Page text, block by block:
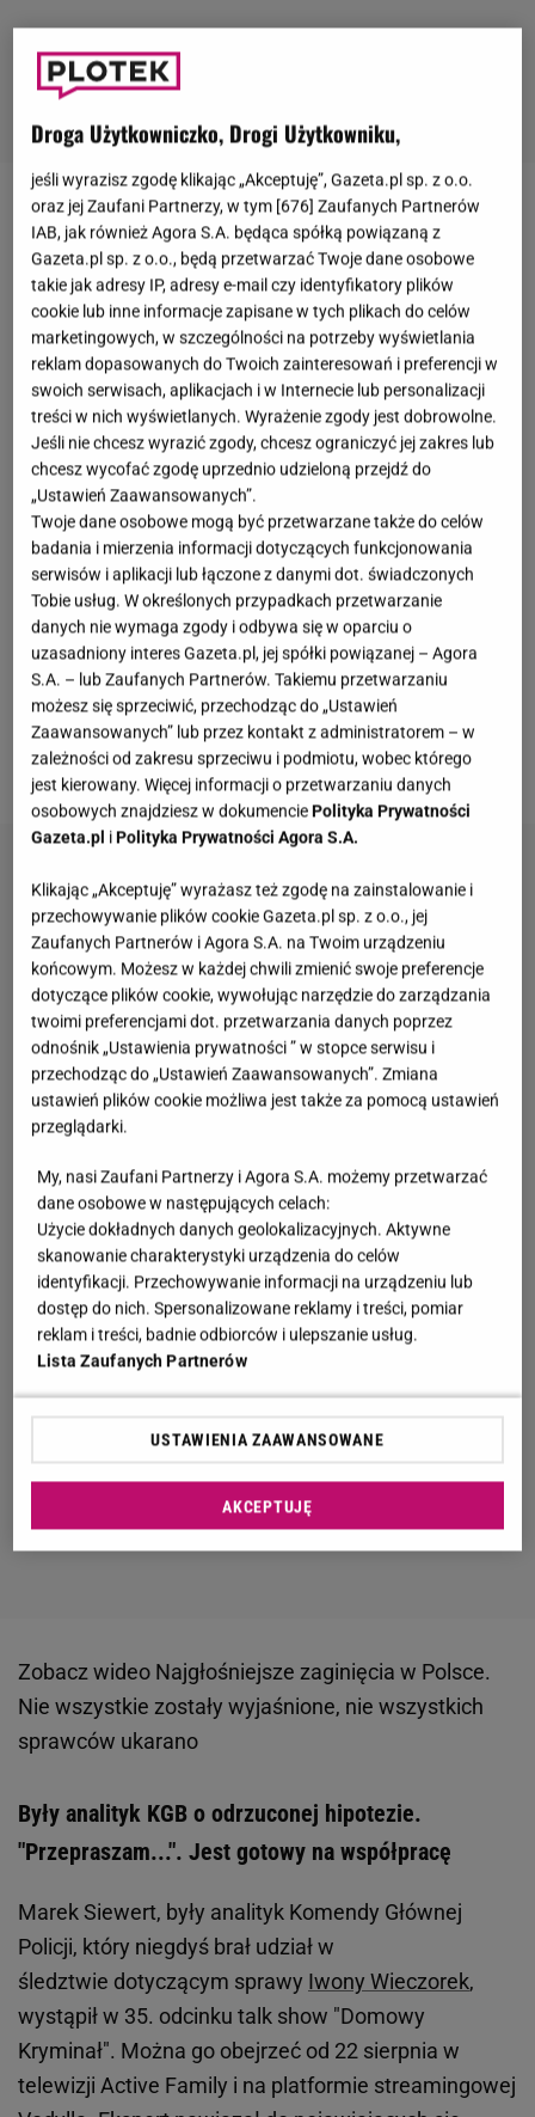
ZaginięcieIwony Wieczorekdo dziś elektryzuje i
wzbudza emocje. 19-latka wracała z imprezy do
domu w nocy z 16 na 17 lipca 2010 roku, lecz nigdy
do niego nie dotarła. Sprawą zajmowało się już
wielu policjantów, dziennikarzy, detektywów,
śledczych, a nawet jasnowidzów, ale nikt nigdy nie
wyjaśnił, co się stało z młodą kobietą.Jakiś czas
temu w związku ze śledztwem pojawiły się kolejne
problemy.Od 2019 roku tajemniczą sprawą zajmuje
się Małopolski Wydział Zamiejscowy Prokuratury
Krajowej. Na czele wydziału stał prok. Piotr Krupiński
i to właśnie on nadzorował śledztwo w tej sprawie.
23 lipca prokurator Krupiński został odwołany z
funkcji naczelnika Małopolskiego Wydziału
Zamiejscowego i nie będzie się już tą sprawą
zajmować. Pokłosiem tego będzie wydłużone
postępowanie.
Zobacz wideo Najgłośniejsze zaginięcia w Polsce.
Nie wszystkie zostały wyjaśnione, nie wszystkich
sprawców ukarano
Były analityk KGB o odrzuconej hipotezie.
"Przepraszam...". Jest gotowy na współpracę
Marek Siewert, były analityk Komendy Głównej
Policji, który niegdyś brał udział w
śledztwie dotyczącym sprawy Iwony Wieczorek,
wystąpił w 35. odcinku talk show "Domowy
Kryminał". Można go obejrzeć od 22 sierpnia w
telewizji Active Family i na platformie streamingowej
Droga Użytkowniczko, Drogi Użytkowniku,
jeśli wyrazisz zgodę klikając „Akceptuję”, Gazeta.pl sp. z o.o.
oraz jej Zaufani Partnerzy, w tym [676] Zaufanych Partnerów
IAB, jak również Agora S.A. będąca spółką powiązaną z
Gazeta.pl sp. z o.o., będą przetwarzać Twoje dane osobowe
takie jak adresy IP, adresy e-mail czy identyfikatory plików
cookie lub inne informacje zapisane w tych plikach do celów
marketingowych, w szczególności na potrzeby wyświetlania
reklam dopasowanych do Twoich zainteresowań i preferencji w
swoich serwisach, aplikacjach i w Internecie lub personalizacji
treści w nich wyświetlanych. Wyrażenie zgody jest dobrowolne.
Jeśli nie chcesz wyrazić zgody, chcesz ograniczyć jej zakres lub
chcesz wycofać zgodę uprzednio udzieloną przejdź do
„Ustawień Zaawansowanych”.
Twoje dane osobowe mogą być przetwarzane także do celów
badania i mierzenia informacji dotyczących funkcjonowania
serwisów i aplikacji lub łączone z danymi dot. świadczonych
Tobie usług. W określonych przypadkach przetwarzanie
danych nie wymaga zgody i odbywa się w oparciu o
uzasadniony interes Gazeta.pl, jej spółki powiązanej – Agora
S.A. – lub Zaufanych Partnerów. Takiemu przetwarzaniu
możesz się sprzeciwić, przechodząc do „Ustawień
Zaawansowanych” lub przez kontakt z administratorem – w
zależności od zakresu sprzeciwu i podmiotu, wobec którego
jest kierowany. Więcej informacji o przetwarzaniu danych
osobowych znajdziesz w dokumenciePolityka Prywatności
Gazeta.pl iPolityka Prywatności Agora S.A.
Klikając „Akceptuję” wyrażasz też zgodę na zainstalowanie i
przechowywanie plików cookie Gazeta.pl sp. z o.o., jej
Zaufanych Partnerów i Agora S.A. na Twoim urządzeniu
końcowym. Możesz w każdej chwili zmienić swoje preferencje
dotyczące plików cookie, wywołując narzędzie do zarządzania
twoimi preferencjami dot. przetwarzania danych poprzez
odnośnik „Ustawienia prywatności ” w stopce serwisu i
przechodząc do „Ustawień Zaawansowanych”. Zmiana
ustawień plików cookie możliwa jest także za pomocą ustawień
przeglądarki.
My, nasi Zaufani Partnerzy i Agora S.A. możemy przetwarzać
dane osobowe w następujących celach:
Użycie dokładnych danych geolokalizacyjnych. Aktywne
skanowanie charakterystyki urządzenia do celów
identyfikacji. Przechowywanie informacji na urządzeniu lub
dostęp do nich. Spersonalizowane reklamy i treści, pomiar
reklam i treści, badnie odbiorców i ulepszanie usług.
Lista Zaufanych Partnerów
USTAWIENIA ZAAWANSOWANE
AKCEPTUJĘ